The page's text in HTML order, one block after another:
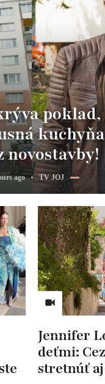
novostavby!
ago TV JOJ
Jennifer
deťmi:
stretnúť